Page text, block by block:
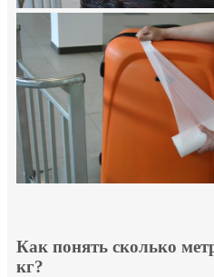
Как понять сколько
кг?